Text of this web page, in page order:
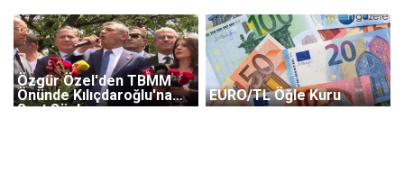
Özgür Özel'den TBMM
Önünde Kılıçdaroğlu'na
Sert Sözler
EURO/TL Öğle Kuru